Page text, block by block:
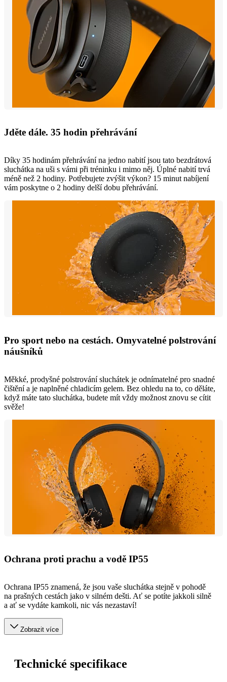
Jděte dále. 35 hodin přehrávání
Díky 35 hodinám přehrávání na jedno nabití jsou tato bezdrátová
sluchátka na uši s vámi při tréninku i mimo něj. Úplné nabití trvá
méně než 2 hodiny. Potřebujete zvýšit výkon? 15 minut nabíjení
vám poskytne o 2 hodiny delší dobu přehrávání.
Pro sport nebo na cestách. Omyvatelné polstrování
náušníků
Měkké, prodyšné polstrování sluchátek je odnímatelné pro snadné
čištění a je naplněné chladicím gelem. Bez ohledu na to, co děláte,
když máte tato sluchátka, budete mít vždy možnost znovu se cítit
svěže!
Ochrana proti prachu a vodě IP55
Ochrana IP55 znamená, že jsou vaše sluchátka stejně v pohodě
na prašných cestách jako v silném dešti. Ať se potíte jakkoli silně
a ať se vydáte kamkoli, nic vás nezastaví!
Zobrazit více
Technické specifikace